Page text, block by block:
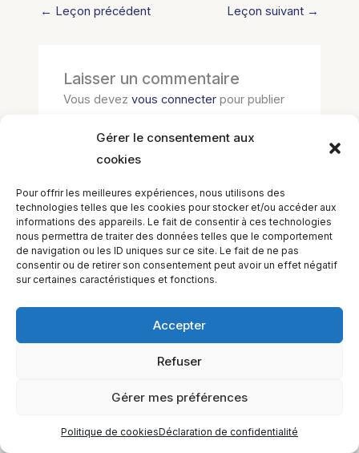
Gérer le consentement aux
cookies
Pour offrir les meilleures expériences, nous utilisons des
technologies telles que les cookies pour stocker et/ou accéder aux
informations des appareils. Le fait de consentir à ces technologies
nous permettra de traiter des données telles que le comportement
de navigation ou les ID uniques sur ce site. Le fait de ne pas
consentir ou de retirer son consentement peut avoir un effet négatif
sur certaines caractéristiques et fonctions.
Accepter
Refuser
Gérer mes préférences
Politique de cookiesDéclaration de confidentialité
← Leçon précédent Leçon suivant →
Laisser un commentaire
Vous devezvous connecter pour publier
H1Y 2J9 Canada